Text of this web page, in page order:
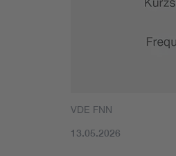
Mobility
Standards
VDE FNN
13.05.2026